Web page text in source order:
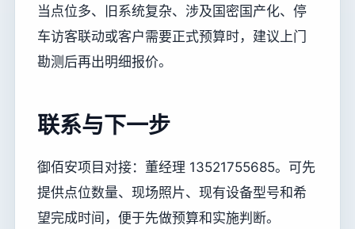
当点位多、旧系统复杂、涉及国密国产化、停
车访客联动或客户需要正式预算时，建议上门
勘测后再出明细报价。
联系与下一步
御佰安项目对接：董经理 13521755685。可先
提供点位数量、现场照片、现有设备型号和希
望完成时间，便于先做预算和实施判断。